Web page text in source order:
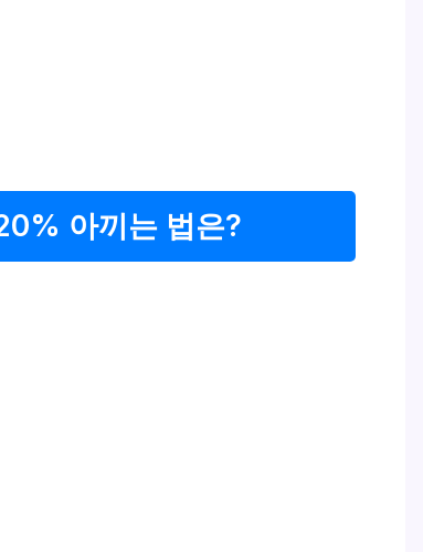
아끼는 법은?